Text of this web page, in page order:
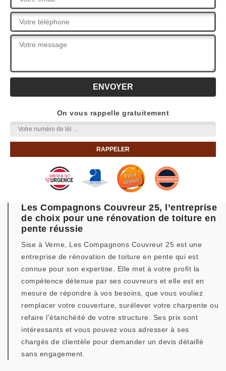
On vous rappelle gratuitement
Les Compagnons Couvreur 25, l’entreprise
de choix pour une rénovation de toiture en
pente réussie
Sise à Verne, Les Compagnons Couvreur 25 est une
entreprise de rénovation de toiture en pente qui est
connue pour son expertise. Elle met à votre profit la
compétence détenue par ses couvreurs et elle est en
mesure de répondre à vos besoins, que vous vouliez
remplacer votre couverture, surélever votre charpente ou
refaire l’étanchéité de votre structure. Ses prix sont
intéressants et vous pouvez vous adresser à ses
chargés de clientèle pour demander un devis détaillé
sans engagement.